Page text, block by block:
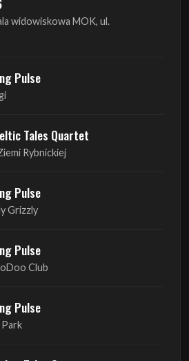
Pulse
Tales Quartet
Rybnickiej
Pulse
Pulse
Club
Pulse
Tales Quartet
Wahadło